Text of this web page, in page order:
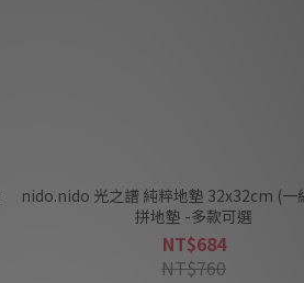
nido.nido 光之譜 純粹地墊 32x32cm (一
拼地墊 -多款可選
NT$684
NT$760